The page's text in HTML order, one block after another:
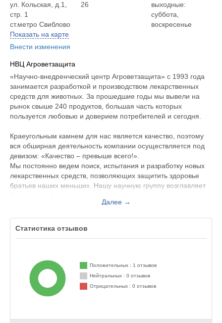
ул. Кoльcкaя, д.1,
стр. 1
ст.метро Свиблово
Показать на карте
Внести изменения
26
выходные:
суббота,
воскресенье
НВЦ Агроветзащита
«Научно-внедренческий центр Агроветзащита» с 1993 года
занимается разработкой и производством лекарственных
средств для животных. За прошедшие годы мы вывели на
рынок свыше 240 продуктов, большая часть которых
пользуется любовью и доверием потребителей и сегодня.
Краеугольным камнем для нас является качество, поэтому
вся обширная деятельность компании осуществляется под
девизом: «Качество – превыше всего!».
Мы постоянно ведем поиск, испытания и разработку новых
лекарственных средств, позволяющих защитить здоровье
братьев наших меньших. Нашу научную группу возглавляет
наук, профессор. Под его руководством успешно трудятся
Более того, по многим проектам мы плодотворно работаем с
На производстве «НВЦ Агроветзащита», оснащенном самым
современным оборудованием, трудятся
высококвалифицированные специалисты. ОТК и
лаборатория предприятия оборудованы по последнему
Далее →
Статистика отзывов
Положительных : 1 отзывов
Нейтральных : 0 отзывов
Отрицательных : 0 отзывов